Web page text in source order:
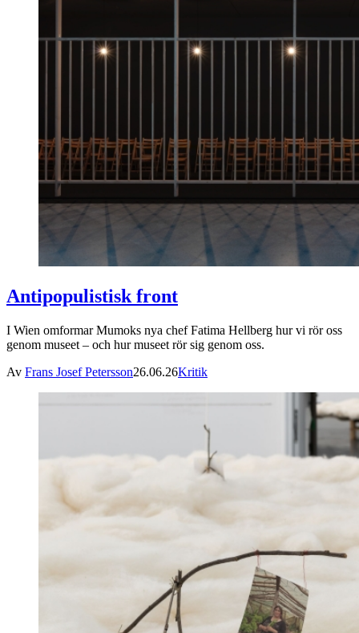
Antipopulistisk front
I Wien omformar Mumoks nya chef Fatima Hellberg hur vi rör oss
genom museet – och hur museet rör sig genom oss.
Av Frans Josef Petersson26.06.26Kritik